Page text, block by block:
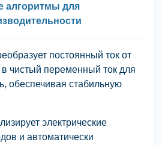
алгоритмы для
постоянный ток от
чистый переменный ток для
обеспечивая стабильную
электрические
и автоматически